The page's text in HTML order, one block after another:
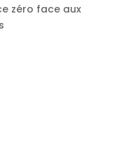
zéro face aux